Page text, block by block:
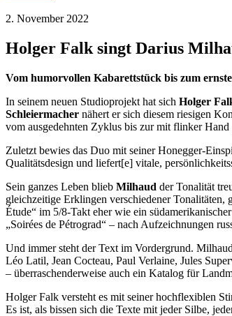
2. November 2022
Holger Falk singt Darius
Vom humorvollen Kabarettstück bis zum
In seinem neuen Studioprojekt hat sich Holger
Schleiermacher nähert er sich diesem riesigen
vom ausgedehnten Zyklus bis zur mit flinker
Zuletzt bewies das Duo mit seiner Honegger-
Qualitätsdesign und liefert[e] vitale,
Sein ganzes Leben blieb Milhaud der Tonalität
gleichzeitige Erklingen verschiedener
Étude“ im 5/8-Takt eher wie ein
„Soirées de Pétrograd“ – nach Aufzeichnungen
Und immer steht der Text im Vordergrund.
Léo Latil, Jean Cocteau, Paul Verlaine, Jules
– überraschenderweise auch ein Katalog für
Holger Falk versteht es mit seiner hochflexiblen
Es ist, als bissen sich die Texte mit jeder Silbe,